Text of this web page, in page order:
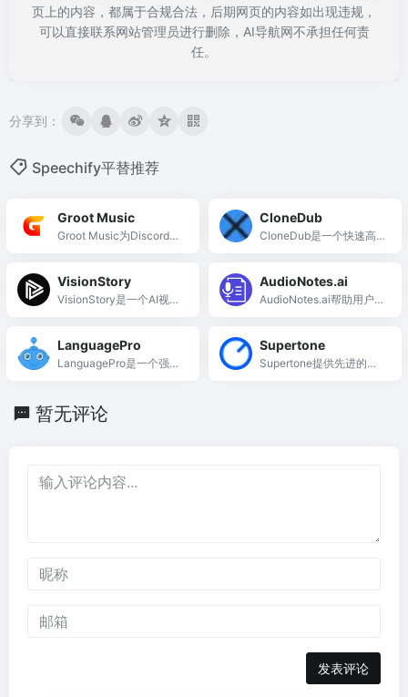
页上的内容，都属于合规合法，后期网页的内容如出现违规，
可以直接联系网站管理员进行删除，AI导航网不承担任何责
任。
分享到：
Speechify平替推荐
Groot Music
Groot Music为Discord用
fy的选择与价值。
CloneDub
CloneDub是一个快速高
者扩大受众。
VisionStory
VisionStory是一个AI视频
视频。
AudioNotes.ai
AudioNotes.ai帮助用户将
LanguagePro
LanguagePro是一个强大
Supertone
Supertone提供先进的语
暂无评论
发表评论